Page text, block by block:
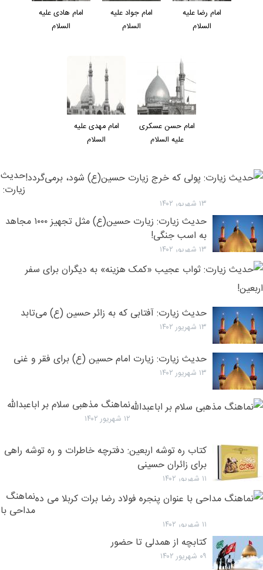
امام رضا عليه
السلام
امام جواد عليه
السلام
امام هادی عليه
السلام
امام حسن عسکری
عليه السلام
امام مهدی عليه
السلام
حدیث
زیارت:
که
شود،
۱۳ شهریور ۱۴۰۲
حدیث زیارت: زیارت حسین(ع) مثل تجهیز ۱۰۰۰ مجاهد
به اسب جنگی!
۱۳ شهریور ۱۴۰۲
حدیث زیارت: آفتابی که به زائر حسین (ع) می‌تابد
۱۳ شهریور ۱۴۰۲
حدیث زیارت: زیارت امام حسین (ع) برای فقر و غنی
۱۳ شهریور ۱۴۰۲
نماهنگ مذهبی سلام بر اباعبدالله
۱۲ شهریور ۱۴۰۲
کتاب ره توشه اربعین: دفترچه خاطرات و ره توشه راهی
برای زائران حسینی
۱۱ شهریور ۱۴۰۲
نماهنگ
مداحی با
۱۱ شهریور ۱۴۰۲
کتابچه از همدلی تا حضور
۰۹ شهریور ۱۴۰۲